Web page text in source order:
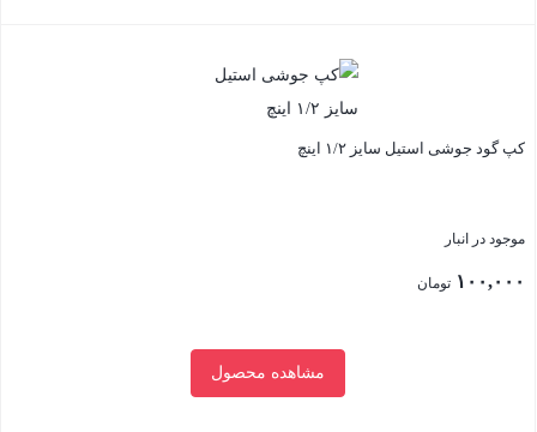
کپ گود جوشی استیل سایز ۱/۲ اینچ
موجود در انبار
۱۰۰,۰۰۰ تومان
مشاهده محصول